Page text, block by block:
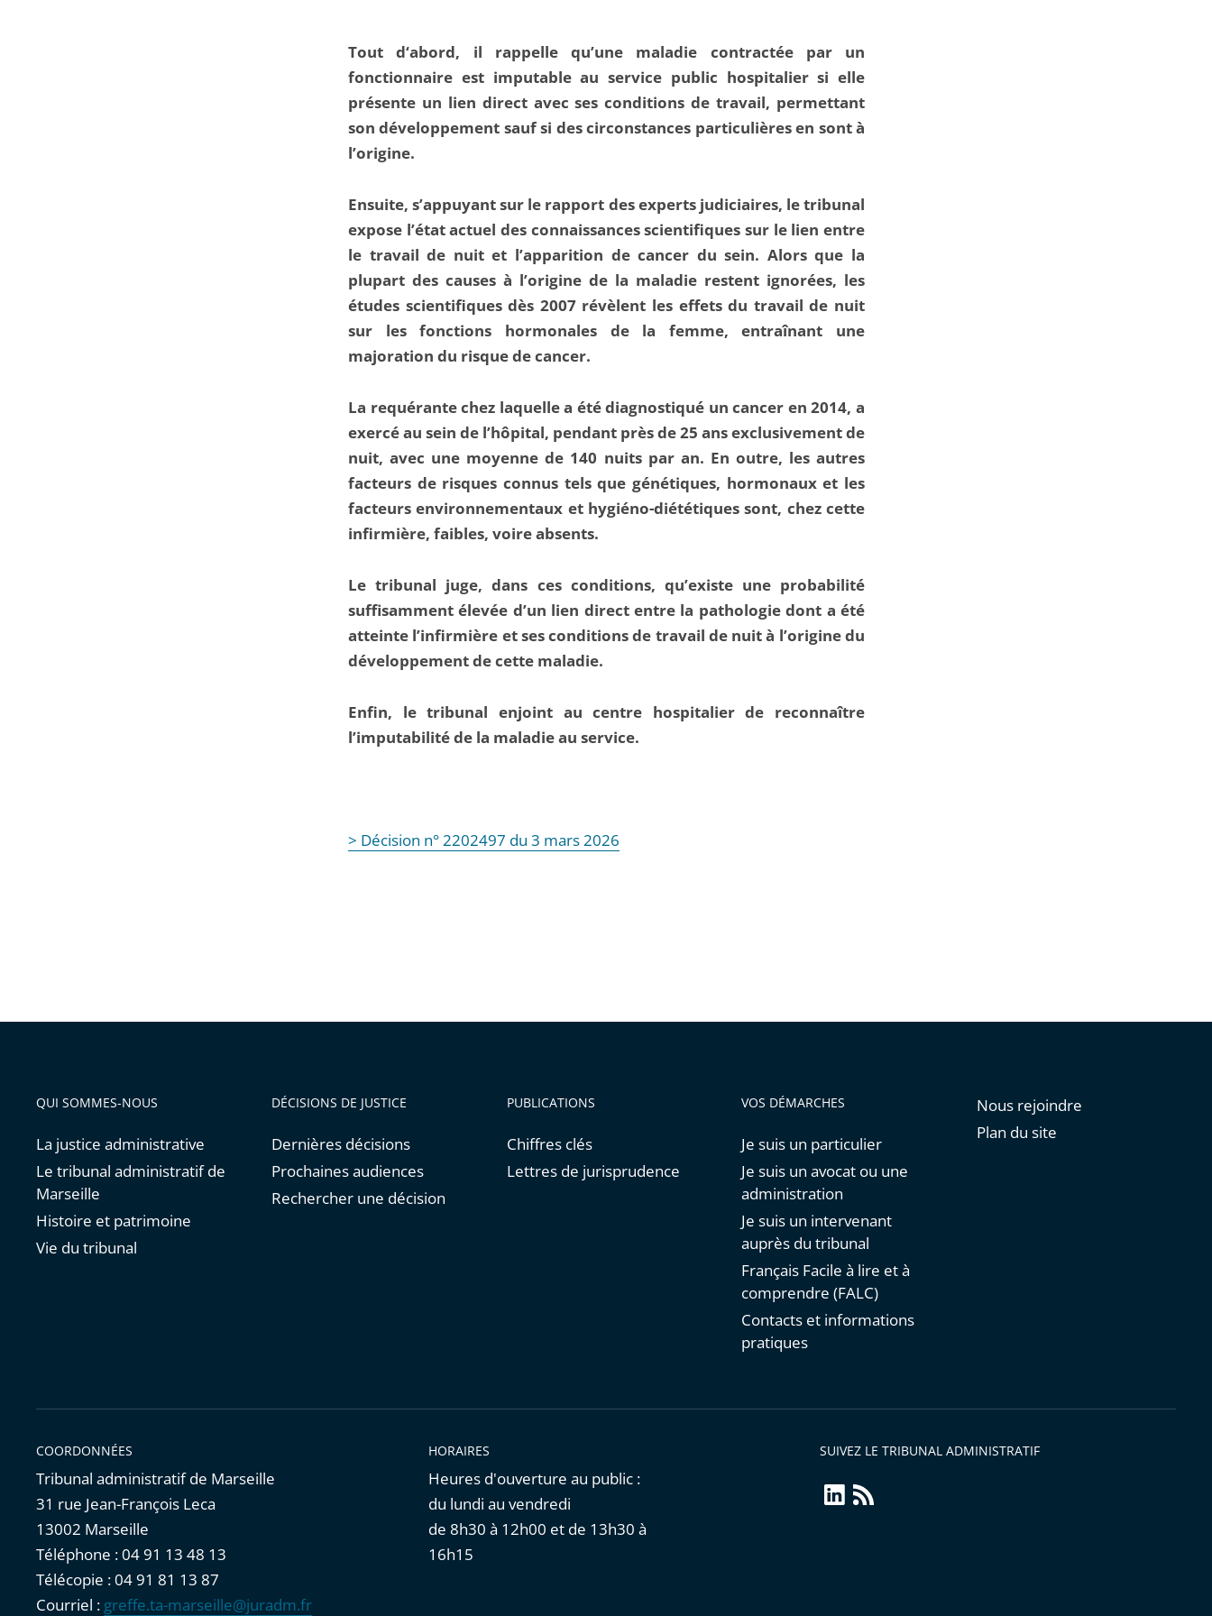
Tout d‘abord, il rappelle qu’une maladie contractée par un
fonctionnaire est imputable au service public hospitalier si elle
présente un lien direct avec ses conditions de travail, permettant
son développement sauf si des circonstances particulières en sont à
l’origine.
Ensuite, s’appuyant sur le rapport des experts judiciaires, le tribunal
expose l’état actuel des connaissances scientifiques sur le lien entre
le travail de nuit et l’apparition de cancer du sein. Alors que la
plupart des causes à l’origine de la maladie restent ignorées, les
études scientifiques dès 2007 révèlent les effets du travail de nuit
sur les fonctions hormonales de la femme, entraînant une
majoration du risque de cancer.
La requérante chez laquelle a été diagnostiqué un cancer en 2014, a
exercé au sein de l’hôpital, pendant près de 25 ans exclusivement de
nuit, avec une moyenne de 140 nuits par an. En outre, les autres
facteurs de risques connus tels que génétiques, hormonaux et les
facteurs environnementaux et hygiéno-diététiques sont, chez cette
infirmière, faibles, voire absents.
Le tribunal juge, dans ces conditions, qu’existe une probabilité
suffisamment élevée d’un lien direct entre la pathologie dont a été
atteinte l’infirmière et ses conditions de travail de nuit à l’origine du
développement de cette maladie.
Enfin, le tribunal enjoint au centre hospitalier de reconnaître
l’imputabilité de la maladie au service.
> Décision n° 2202497 du 3 mars 2026
QUI SOMMES-NOUS
La justice administrative
Le tribunal administratif de
Marseille
Histoire et patrimoine
Vie du tribunal
DÉCISIONS DE JUSTICE
Dernières décisions
Prochaines audiences
Rechercher une décision
PUBLICATIONS
Chiffres clés
Lettres de jurisprudence
VOS DÉMARCHES
Je suis un particulier
Je suis un avocat ou une
administration
Je suis un intervenant
auprès du tribunal
Français Facile à lire et à
comprendre (FALC)
Contacts et informations
pratiques
Nous rejoindre
Plan du site
COORDONNÉES
Tribunal administratif de Marseille
31 rue Jean-François Leca
13002 Marseille
Téléphone : 04 91 13 48 13
Télécopie : 04 91 81 13 87
Courriel : greffe.ta-marseille@juradm.fr
HORAIRES
Heures d'ouverture au public :
du lundi au vendredi
de 8h30 à 12h00 et de 13h30 à
16h15
SUIVEZ LE TRIBUNAL ADMINISTRATIF
linkedin
Flux
RSS